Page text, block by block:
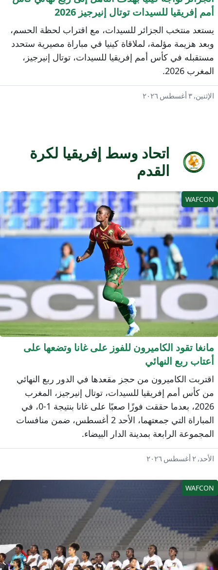
إفريقيا للسيدات توتال إنيرجيز 2026
منتخب الجزائر للسيدات، مع اقتراب لحظة الحسم،
هزيمة مؤلمة، لملاقاة كينيا في مباراة مصيرية ستحدد
في كأس أمم إفريقيا للسيدات، توتال إنيرجيز،
2026.
٣ أغسطس ٢٠٢٦
اتحاد وسط إفريقيا لكرة
القدم
تقود الكاميرون للفوز على غانا وتضعها على
ربع النهائي
الكاميرون من حجز مقعدها في الدور ربع النهائي
كأس أمم إفريقيا للسيدات، توتال إنيرجيز، المغرب
2026، بعدما حققت فوزًا صعبًا على غانا بنتيجة 1-0، في
المباراة التي جمعتهما، الأحد 2 أغسطس، ضمن منافسات
الرابعة بمدينة الدار البيضاء.
٢ أغسطس ٢٠٢٦